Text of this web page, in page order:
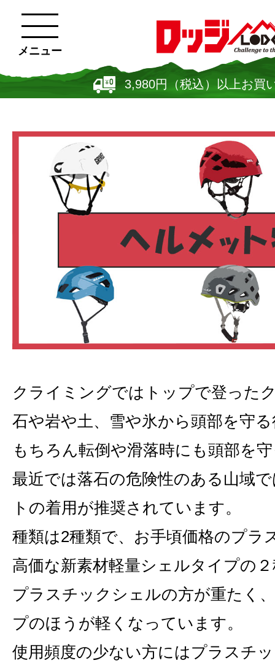
3,980円（税込）以上お買
メニュー
クライミングではトップで登った
石や岩や土、雪や氷から頭部を守
もちろん転倒や滑落時にも頭部を
最近では落石の危険性のある山域
トの着用が推奨されています。
種類は2種類で、お手頃価格のプラ
高価な新素材軽量シェルタイプの
プラスチックシェルの方が重たく
プのほうが軽くなっています。
使用頻度の少ない方にはプラスチ